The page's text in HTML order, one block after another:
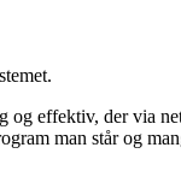
og effektiv, der via
man står og